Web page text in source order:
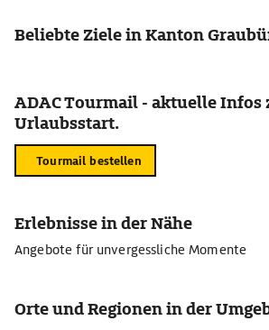
Beliebte Ziele in Kanton
ADAC Tourmail - aktuelle Infos
Urlaubsstart.
Tourmail bestellen
Erlebnisse in der Nähe
Angebote für unvergessliche Momente
Orte und Regionen in der